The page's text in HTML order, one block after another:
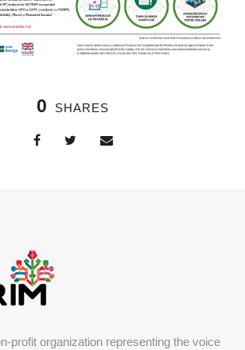
0 SHARES
profit organization representing the voice